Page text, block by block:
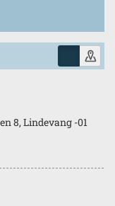
8, Lindevang -01